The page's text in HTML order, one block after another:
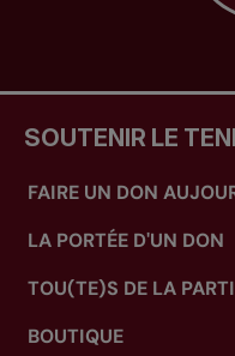
SOUTENIR LE
FAIRE UN DON
LA PORTÉE D'UN DON
TOU(TE)S DE LA
BOUTIQUE